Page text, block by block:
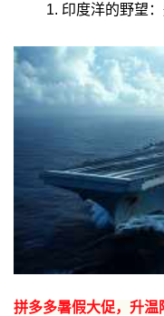
1. 印度洋的野望
拼多多暑假大促，升